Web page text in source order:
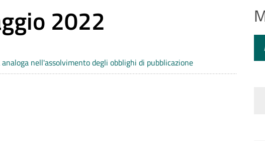
2022
nell'assolvimento degli obblighi di pubblicazione